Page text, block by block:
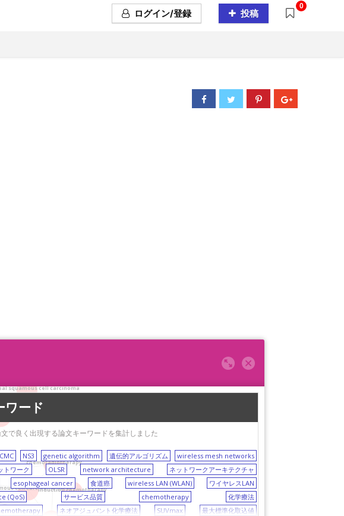
ログイン/登録 投稿
0
induction chemotherapy
cell carcinoma (SCC)
chemoradiotherapy
squamous cell carcinoma
ワード
で良く出現する論文キーワードを集計しました
NS3 genetic algorithm 遺伝的アルゴリズム
wireless mesh networks
トワーク
OLSR network architecture
ネットワークアーキテクチャ
esophageal cancer 食道癌 wireless LAN (WLAN)
ワイヤレスLAN
(QoS)
サービス品質 chemotherapy
化学療法
ネオアジュバント化学療法 SUVmax
最大標準化取込値